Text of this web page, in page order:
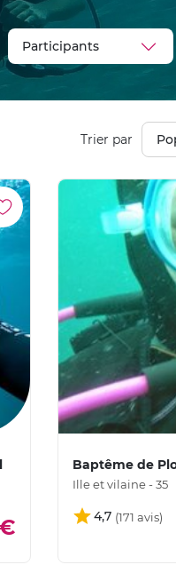
Trier par
Baptême de
Ille et vilaine - 35
4,7